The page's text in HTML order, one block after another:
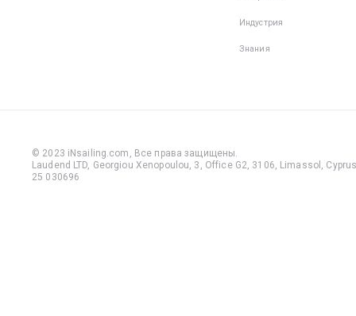
Индустрия
Знания
© 2023 iNsailing.com, Все права защищены.
Laudend LTD, Georgiou Xenopoulou, 3, Office G2, 3106, Limassol,
25 030696